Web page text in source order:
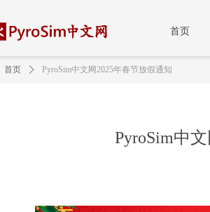
首页
首页 ꄲ PyroSim中文网2025年春节放假通知
PyroSim中